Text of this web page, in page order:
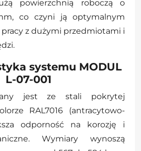
powierzchnią roboczą o
co czyni ją optymalnym
z dużymi przedmiotami i
systemu MODUL
L-07-001
jest ze stali pokrytej
RAL7016 (antracytowo-
odporność na korozję i
Wymiary wynoszą